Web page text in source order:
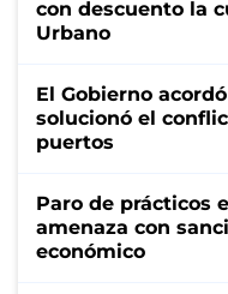
con descuento la
Urbano
El Gobierno
solucionó el
puertos
Paro de prácticos
amenaza con
económico